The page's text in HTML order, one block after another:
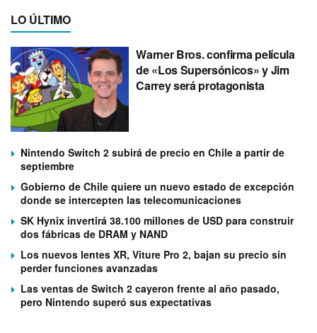
LO ÚLTIMO
Warner Bros. confirma película
de «Los Supersónicos» y Jim
Carrey será protagonista
Nintendo Switch 2 subirá de precio en Chile a partir de
septiembre
Gobierno de Chile quiere un nuevo estado de excepción
donde se intercepten las telecomunicaciones
SK Hynix invertirá 38.100 millones de USD para construir
dos fábricas de DRAM y NAND
Los nuevos lentes XR, Viture Pro 2, bajan su precio sin
perder funciones avanzadas
Las ventas de Switch 2 cayeron frente al año pasado,
pero Nintendo superó sus expectativas